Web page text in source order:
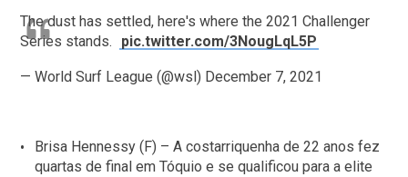
The dust has settled, here's where the 2021 Challenger
Series stands.
pic.twitter.com/3NougLqL5P
— World Surf League (@wsl) December 7, 2021
Brisa Hennessy (F) – A costarriquenha de 22 anos fez
quartas de final em Tóquio e se qualificou para a elite